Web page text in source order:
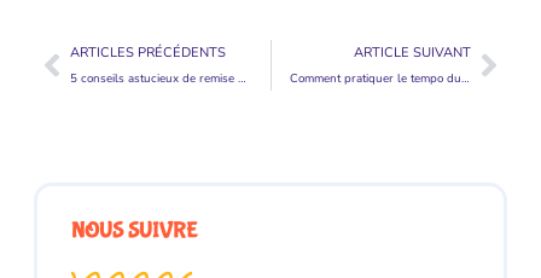
ARTICLES PRÉCÉDENTS
5 conseils astucieux de remise en forme pour les papas
ARTICLE SUIVANT
Comment pratiquer le tempo du swing de manière efficace ?
NOUS SUIVRE